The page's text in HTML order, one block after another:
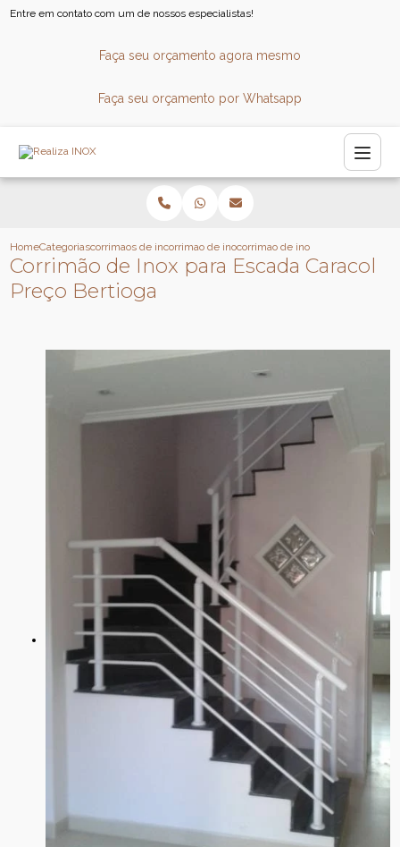
Entre em contato com um de nossos especialistas!
Faça seu orçamento agora mesmo
Faça seu orçamento por Whatsapp
HomeCategoriascorrimaos de inoxcorrimao de inox para escadacorrimao de inox para escada
Corrimão de Inox para Escada Caracol
Preço Bertioga